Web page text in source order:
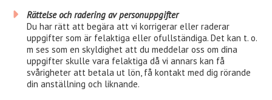
Rättelse och radering av personuppgifter
Du har rätt att begära att vi korrigerar eller raderar
uppgifter som är felaktiga eller ofullständiga. Det kan t. o.
m ses som en skyldighet att du meddelar oss om dina
uppgifter skulle vara felaktiga då vi annars kan få
svårigheter att betala ut lön, få kontakt med dig rörande
din anställning och liknande.